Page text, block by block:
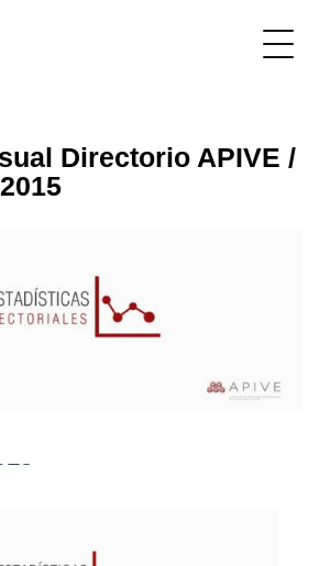
Directorio APIVE /
Directorio APIVE /